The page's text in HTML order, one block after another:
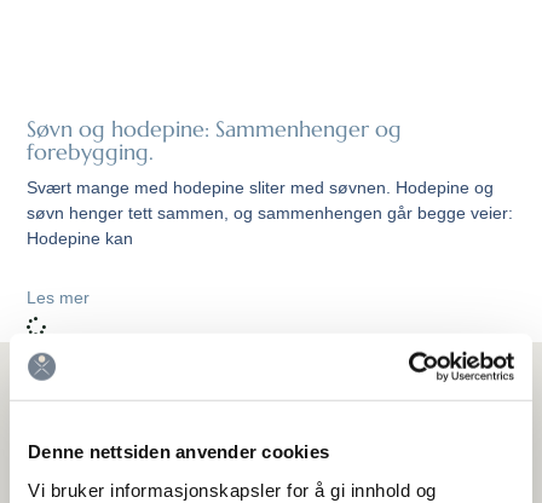
Denne nettsiden anvender cookies
Vi bruker informasjonskapsler for å gi innhold og
Søvn og hodepine: Sammenhenger og
forebygging.
Svært mange med hodepine sliter med søvnen. Hodepine og
søvn henger tett sammen, og sammenhengen går begge veier:
Hodepine kan
Les mer
Meld deg på nyhetsbrev